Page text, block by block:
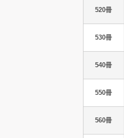
520冊
530冊
540冊
550冊
560冊